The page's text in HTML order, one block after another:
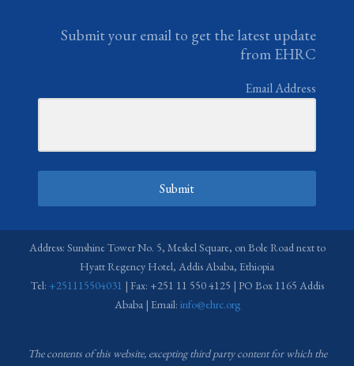
Submit your email to get the latest update
from EHRC
Email Address
Submit
Address: Sunshine Tower No. 5, Meskel Square, on Bole Road next to
Hyatt Regency Hotel, Addis Ababa, Ethiopia
Tel: +251115504031 | Fax: +251 11 550 4125 | PO Box 1165 Addis
Ababa | Email: info@ehrc.org
The contents of this website, excepting third party content for which the